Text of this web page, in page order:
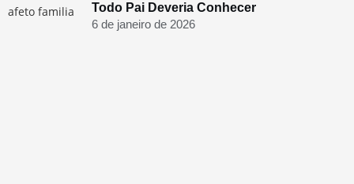
Todo Pai Deveria Conhecer
6 de janeiro de 2026